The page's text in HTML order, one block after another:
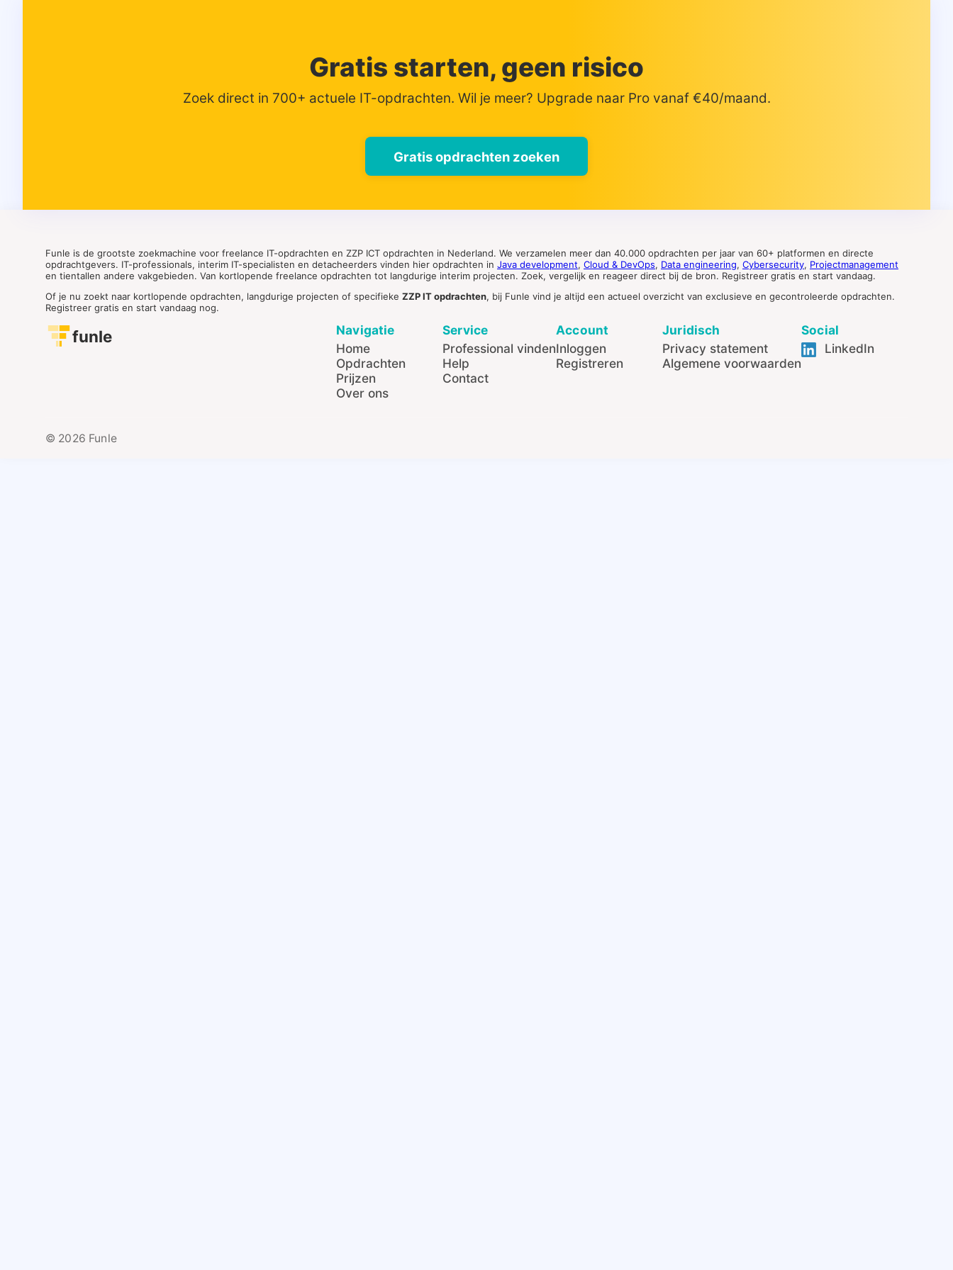
Gratis starten, geen risico
Zoek direct in 700+ actuele IT-opdrachten. Wil je meer? Upgrade naar Pro vanaf €40/maand.
Gratis opdrachten zoeken
Funle is de grootste zoekmachine voor freelance IT-opdrachten en ZZP ICT opdrachten in Nederland. We verzamelen meer dan 40.000 opdrachten per jaar van 60+ platformen en directe
opdrachtgevers. IT-professionals, interim IT-specialisten en detacheerders vinden hier opdrachten in Java development, Cloud & DevOps, Data engineering, Cybersecurity, Projectmanagement
en tientallen andere vakgebieden. Van kortlopende freelance opdrachten tot langdurige interim projecten. Zoek, vergelijk en reageer direct bij de bron. Registreer gratis en start vandaag.
Of je nu zoekt naar kortlopende opdrachten, langdurige projecten of specifieke ZZP IT opdrachten, bij Funle vind je altijd een actueel overzicht van exclusieve en gecontroleerde opdrachten.
Registreer gratis en start vandaag nog.
funle
Navigatie
Home
Opdrachten
Prijzen
Over ons
Service
Professional vinden
Help
Contact
Account
Inloggen
Registreren
Juridisch
Privacy statement
Algemene voorwaarden
Social
LinkedIn
© 2026 Funle